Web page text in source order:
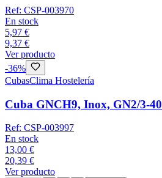
Ref: CSP-003970
En stock
5,97 €
9,37 €
Ver producto
-36%
CubasClima Hostelería
Cuba GNCH9, Inox, GN2/3-40
Ref: CSP-003997
En stock
13,00 €
20,39 €
Ver producto